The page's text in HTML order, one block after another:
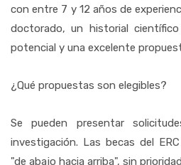
con entre 7 y 12 años de
doctorado, un historial
potencial y una excelente
¿Qué propuestas son elegibles?
Se pueden presentar
investigación. Las becas del
"de abajo hacia arriba", sin